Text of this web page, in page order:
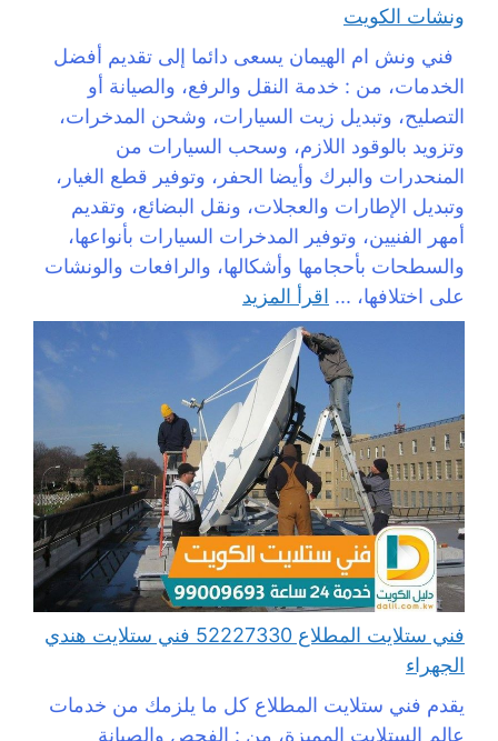
ونشات الكويت
فني ونش ام الهيمان يسعى دائما إلى تقديم أفضل
الخدمات، من : خدمة النقل والرفع، والصيانة أو
التصليح، وتبديل زيت السيارات، وشحن المدخرات،
وتزويد بالوقود اللازم، وسحب السيارات من
المنحدرات والبرك وأيضا الحفر، وتوفير قطع الغيار،
وتبديل الإطارات والعجلات، ونقل البضائع، وتقديم
أمهر الفنيين، وتوفير المدخرات السيارات بأنواعها،
والسطحات بأحجامها وأشكالها، والرافعات والونشات
على اختلافها، ... اقرأ المزيد
فني ستلايت المطلاع 52227330 فني ستلايت هندي
الجهراء
يقدم فني ستلايت المطلاع كل ما يلزمك من خدمات
عالم الستلايت المميزة، من : الفحص والصيانة